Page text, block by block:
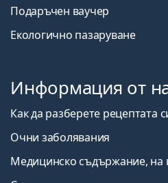
Подаръчен ваучер
Екологично пазаруване
Информация от
Как да разберете рецептата
Очни заболявания
Медицинско съдържание, на